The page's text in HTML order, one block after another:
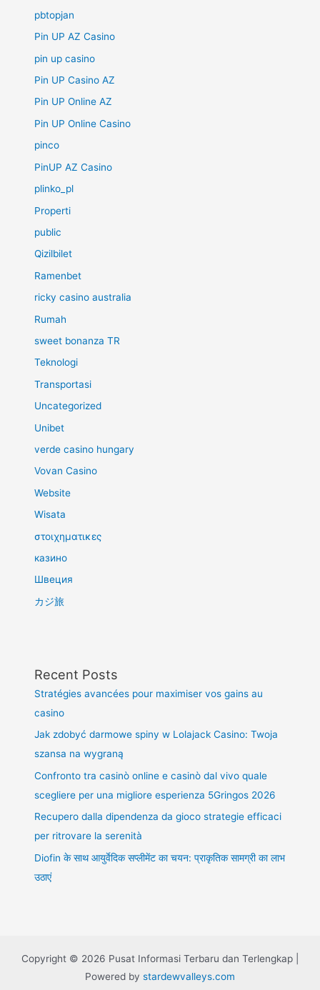
pbtopjan
Pin UP AZ Casino
pin up casino
Pin UP Casino AZ
Pin UP Online AZ
Pin UP Online Casino
pinco
PinUP AZ Casino
plinko_pl
Properti
public
Qizilbilet
Ramenbet
ricky casino australia
Rumah
sweet bonanza TR
Teknologi
Transportasi
Uncategorized
Unibet
verde casino hungary
Vovan Casino
Website
Wisata
στοιχηματικες
казино
Швеция
カジ旅
Recent Posts
Stratégies avancées pour maximiser vos gains au
casino
Jak zdobyć darmowe spiny w Lolajack Casino: Twoja
szansa na wygraną
Confronto tra casinò online e casinò dal vivo quale
scegliere per una migliore esperienza 5Gringos 2026
Recupero dalla dipendenza da gioco strategie efficaci
per ritrovare la serenità
Diofin के साथ आयुर्वेदिक सप्लीमेंट का चयन: प्राकृतिक सामग्री का लाभ
उठाएं
Copyright © 2026 Pusat Informasi Terbaru dan Terlengkap |
Powered by stardewvalleys.com